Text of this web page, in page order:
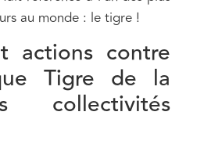
au monde : le tigre !
actions contre
Tigre de la
collectivités